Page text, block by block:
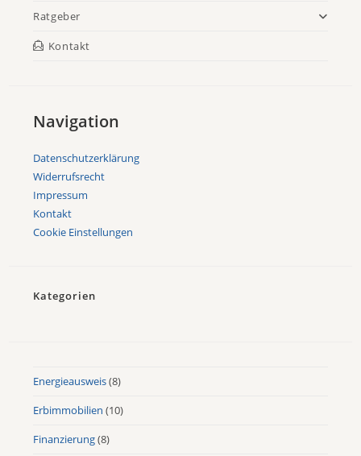
Ratgeber
Kontakt
Navigation
Datenschutzerklärung
Widerrufsrecht
Impressum
Kontakt
Cookie Einstellungen
Kategorien
Energieausweis(8)
Erbimmobilien (10)
Finanzierung(8)